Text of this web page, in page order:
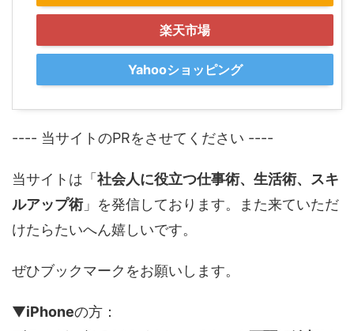
楽天市場
Yahooショッピング
---- 当サイトのPRをさせてください ----
当サイトは「 社会人に役立つ仕事術、生活術、スキ
ルアップ術」を発信しております。また来ていただ
けたらたいへん嬉しいです。
ぜひブックマークをお願いします。
▼iPhoneの方：